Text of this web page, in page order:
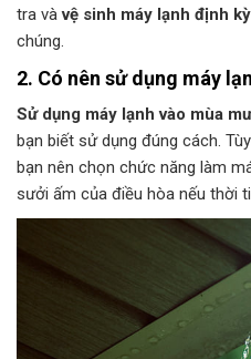
tra vàvệ sinh máy lạnh định kỳ
chúng.
2. Có nên sử dụng máy
Sử dụng máy lạnh vào mùa
bạn biết sử dụng đúng cách.
bạn nên chọn chức năng làm
sưởi ấm của điều hòa nếu thời